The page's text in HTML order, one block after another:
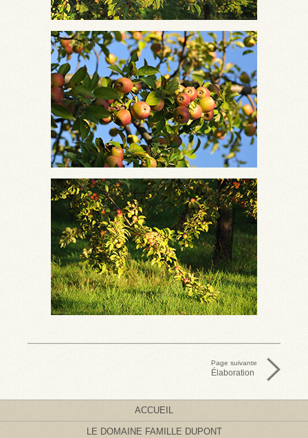
Page suivante
Élaboration
ACCUEIL
LE DOMAINE FAMILLE DUPONT